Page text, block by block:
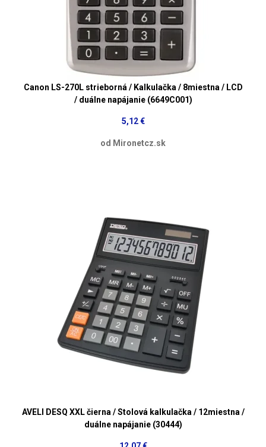
Canon LS-270L strieborná / Kalkulačka / 8miestna / LCD
/ duálne napájanie (6649C001)
5,12 €
od Mironetcz.sk
AVELI DESQ XXL čierna / Stolová kalkulačka / 12miestna /
duálne napájanie (30444)